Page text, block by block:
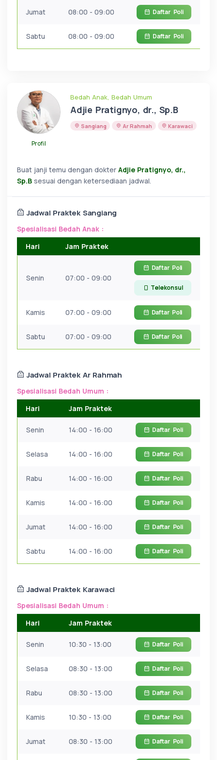
Jumat 08:00 - 09:00 Daftar Poli
Sabtu 08:00 - 09:00 Daftar Poli
Profil
Bedah Anak, Bedah Umum
Adjie Pratignyo, dr., Sp.B
Sangiang Ar Rahmah Karawaci
Buat janji temu dengan dokter Adjie Pratignyo, dr.,
Sp.B sesuai dengan ketersediaan jadwal.
Jadwal Praktek Sangiang
Spesialisasi Bedah Anak :
Hari
Jam Praktek
Senin 07:00 - 09:00
Daftar Poli
Telekonsul
Kamis 07:00 - 09:00 Daftar Poli
Sabtu 07:00 - 09:00 Daftar Poli
Jadwal Praktek Ar Rahmah
Spesialisasi Bedah Umum :
Hari
Jam Praktek
Senin 14:00 - 16:00 Daftar Poli
Selasa 14:00 - 16:00 Daftar Poli
Rabu 14:00 - 16:00 Daftar Poli
Kamis 14:00 - 16:00 Daftar Poli
Jumat 14:00 - 16:00 Daftar Poli
Sabtu 14:00 - 16:00 Daftar Poli
Jadwal Praktek Karawaci
Spesialisasi Bedah Umum :
Hari
Jam Praktek
Senin 10:30 - 13:00 Daftar Poli
Selasa 08:30 - 13:00 Daftar Poli
Rabu 08:30 - 13:00 Daftar Poli
Kamis 10:30 - 13:00 Daftar Poli
Jumat 08:30 - 13:00 Daftar Poli